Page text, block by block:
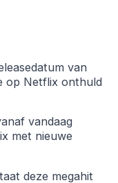
van
op Netflix onthuld
vandaag
met nieuwe
deze megahit